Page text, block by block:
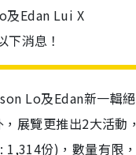
及Edan Lui X
消息！
Lo及Edan新一輯絕
展覽更推出2大活動，
份)，數量有限，